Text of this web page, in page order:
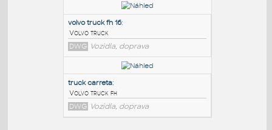
Volvo truck - tahač
DWG Vozidla, doprava
volvo truck Dwg:
Volvo truck - tahač
DWG Vozidla, doprava